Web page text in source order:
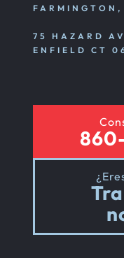
75 HAZARD
ENFIELD CT